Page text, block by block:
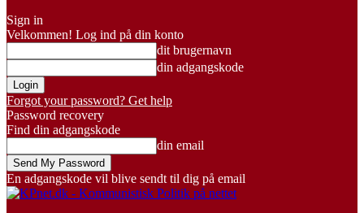
Sign in
Velkommen! Log ind på din konto
dit brugernavn
din adgangskode
Forgot your password? Get help
Password recovery
Find din adgangskode
din email
En adgangskode vil blive sendt til dig på email